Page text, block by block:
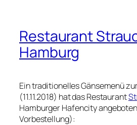
Restaurant
Hamburg
Ein traditionelles Gänsemenü
(11.11.2018) hat das Restaurant
Hamburger Hafencity
Vorbestellung):